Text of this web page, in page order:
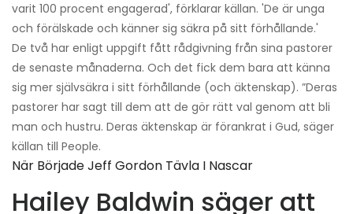
varit 100 procent engagerad', förklarar källan. 'De är unga
och förälskade och känner sig säkra på sitt förhållande.'
De två har enligt uppgift fått rådgivning från sina pastorer
de senaste månaderna. Och det fick dem bara att känna
sig mer självsäkra i sitt förhållande (och äktenskap). ”Deras
pastorer har sagt till dem att de gör rätt val genom att bli
man och hustru. Deras äktenskap är förankrat i Gud, säger
källan till People.
När Började Jeff Gordon Tävla I Nascar
Hailey Baldwin säger att